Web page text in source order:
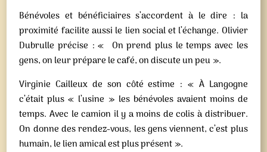
Bénévoles et bénéficiaires s’accordent à le dire : la
proximité facilite aussi le lien social et l’échange. Olivier
Dubrulle précise : « On prend plus le temps avec les
gens, on leur prépare le café, on discute un peu ».
Virginie Cailleux de son côté estime : « À Langogne
c’était plus « l’usine » les bénévoles avaient moins de
temps. Avec le camion il y a moins de colis à distribuer.
On donne des rendez-vous, les gens viennent, c’est plus
humain, le lien amical est plus présent ».